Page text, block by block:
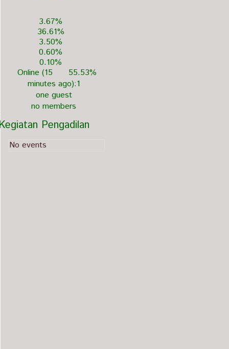
3.67%
36.61%
3.50%
0.60%
0.10%
55.53%
Online (15
minutes ago):1
one guest
no members
Pengadilan
No events